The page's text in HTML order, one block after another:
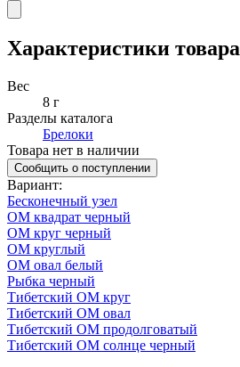
Характеристики товара
Вес
8 г
Разделы каталога
Брелоки
Товара нет в наличии
Сообщить о поступлении
Вариант:
Бесконечный узел
ОМ квадрат черный
ОМ круг черный
ОМ круглый
ОМ овал белый
Рыбка черный
Тибетский ОМ круг
Тибетский ОМ овал
Тибетский ОМ продолговатый
Тибетский ОМ солнце черный